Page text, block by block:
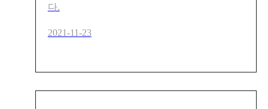
다.
2021-11-23